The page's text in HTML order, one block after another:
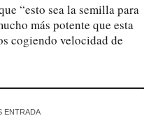
“esto sea la semilla para
más potente que esta
cogiendo velocidad de
ENTRADA